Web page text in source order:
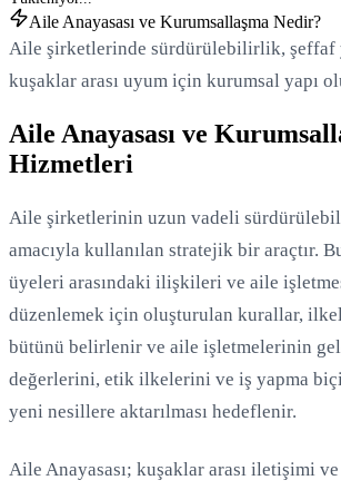
Yükleniyor...
Aile Anayasası ve Kurumsallaşma Nedir?
Aile şirketlerinde sürdürülebilirlik, şeffaf
kuşaklar arası uyum için kurumsal yapı
Aile Anayasası ve
Hizmetleri
Aile şirketlerinin uzun vadeli
amacıyla kullanılan stratejik bir araçtır.
üyeleri arasındaki ilişkileri ve aile
düzenlemek için oluşturulan kurallar,
bütünü belirlenir ve aile işletmelerinin
değerlerini, etik ilkelerini ve iş yapma
yeni nesillere aktarılması hedeflenir.
Aile Anayasası; kuşaklar arası iletişimi